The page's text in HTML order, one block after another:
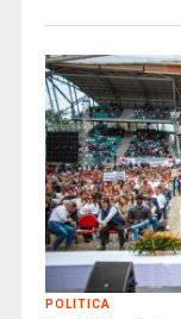
POLITICA